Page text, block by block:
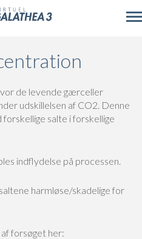
de levende gærceller
udskillelsen af CO2. Denne
salte i forskellige
indflydelse på processen.
harmløse/skadelige for
forsøget her: